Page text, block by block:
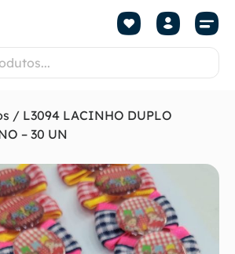
/ L3094 LACINHO DUPLO
– 30 UN